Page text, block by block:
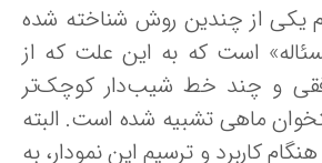
از چندین روش شناخته شده
است که به این علت که از
چند خط شیب‌دار کوچک‌تر
ماهی تشبیه شده است. البته
و ترسیم این نمودار، به